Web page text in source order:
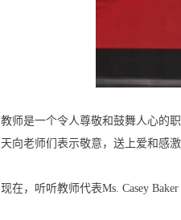
教师是一个令人尊敬和鼓舞人心的
天向老师们表示敬意，送上爱和感
现在，听听教师代表Ms. Casey